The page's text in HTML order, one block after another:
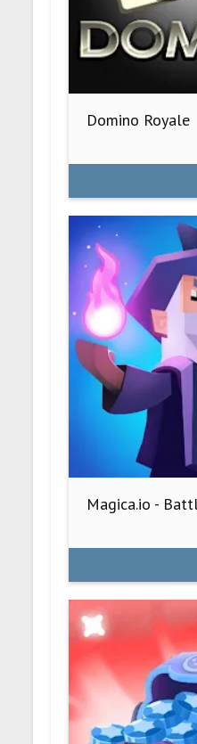
Domino Royale
Magica.io -